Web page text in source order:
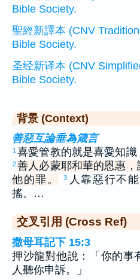
Bible Society.
聖經新譯本 (CNV
Bible Society.
圣经新译本 (CNV
Bible Society.
背景 (Context)
善惡互論垂為箴言
1 喜愛管教的就是喜愛知識
2善人必蒙耶和華的恩惠
他的罪。
3
人靠惡行不
搖。…
交叉引用 (Cross Ref)
撒母耳記下 15:3
押沙龍對他說：「你的事
人聽你申訴。」